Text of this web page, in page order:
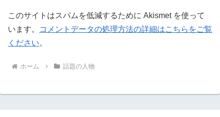
このサイトはスパムを低減するために Akismet を使って
います。
コメントデータの処理方法の詳細はこちらをご覧
ください。
ホーム 話題の人物